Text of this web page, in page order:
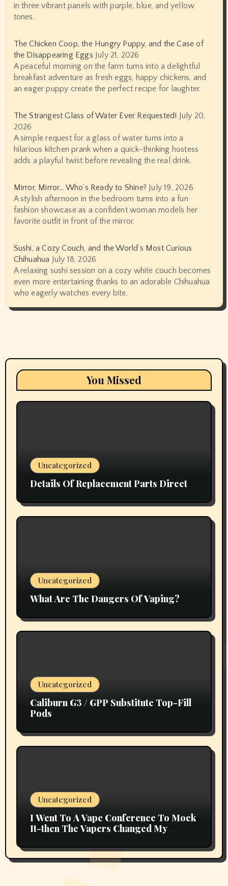
in three vibrant panels with purple, blue, and yellow
tones.
The Chicken Coop, the Hungry Puppy, and the Case of
the Disappearing Eggs July 21, 2026
A peaceful morning on the farm turns into a delightful
breakfast adventure as fresh eggs, happy chickens, and
an eager puppy create the perfect recipe for laughter.
The Strangest Glass of Water Ever Requested! July 20,
2026
A simple request for a glass of water turns into a
hilarious kitchen prank when a quick-thinking hostess
adds a playful twist before revealing the real drink.
Mirror, Mirror… Who’s Ready to Shine? July 19, 2026
A stylish afternoon in the bedroom turns into a fun
fashion showcase as a confident woman models her
favorite outfit in front of the mirror.
Sushi, a Cozy Couch, and the World’s Most Curious
Chihuahua July 18, 2026
A relaxing sushi session on a cozy white couch becomes
even more entertaining thanks to an adorable Chihuahua
who eagerly watches every bite.
You Missed
Uncategorized
Details Of Replacement Parts Direct
Uncategorized
What Are The Dangers Of Vaping?
Uncategorized
Caliburn G3 / GPP Substitute Top-Fill
Pods
Uncategorized
I Went To A Vape Conference To Mock
It-then The Vapers Changed My